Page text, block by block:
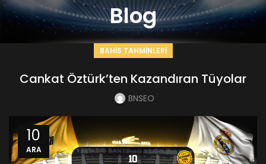
Blog
BAHIS TAHMINLERI
Cankat Öztürk’ten Kazandıran Tüyolar
BNSEO
10
ARA